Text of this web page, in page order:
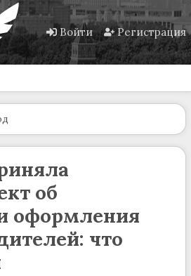
Войти Регистрация
об
оформления
что